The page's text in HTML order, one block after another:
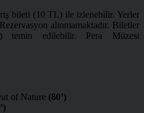
bileti (10 TL) ile izlenebilir. Yerler
alınmamaktadır. Biletler
temin edilebilir. Pera Müzesi
of Nature (80’)